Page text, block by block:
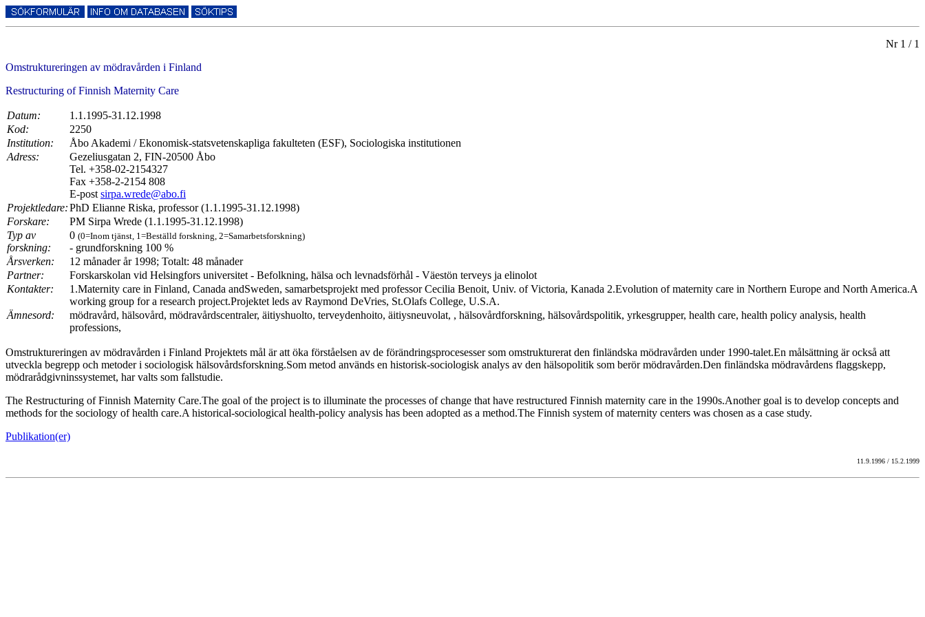
Nr 1 / 1
Omstruktureringen av mödravården i Finland
Restructuring of Finnish Maternity Care
Datum:
1.1.1995-31.12.1998
Kod:
2250
Institution:
Åbo Akademi / Ekonomisk-statsvetenskapliga fakulteten (ESF), Sociologiska institutionen
Adress:
Gezeliusgatan 2, FIN-20500 Åbo
Tel. +358-02-2154327
Fax +358-2-2154 808
E-post sirpa.wrede@abo.fi
Projektledare:PhD Elianne Riska, professor (1.1.1995-31.12.1998)
Forskare:
PM Sirpa Wrede (1.1.1995-31.12.1998)
Typ av
forskning:
0 (0=Inom tjänst, 1=Beställd forskning, 2=Samarbetsforskning)
- grundforskning 100 %
Årsverken:
12 månader år 1998; Totalt: 48 månader
Partner:
Forskarskolan vid Helsingfors universitet - Befolkning, hälsa och levnadsförhål - Väestön terveys ja elinolot
Kontakter:
1.Maternity care in Finland, Canada andSweden, samarbetsprojekt med professor Cecilia Benoit, Univ. of Victoria, Kanada 2.Evolution of maternity care in Northern Europe and North America.A
working group for a research project.Projektet leds av Raymond DeVries, St.Olafs College, U.S.A.
Ämnesord:
mödravård, hälsovård, mödravårdscentraler, äitiyshuolto, terveydenhoito, äitiysneuvolat, , hälsovårdforskning, hälsovårdspolitik, yrkesgrupper, health care, health policy analysis, health
professions,
Omstruktureringen av mödravården i Finland Projektets mål är att öka förståelsen av de förändringsprocesesser som omstrukturerat den finländska mödravården under 1990-talet.En målsättning är också att
utveckla begrepp och metoder i sociologisk hälsovårdsforskning.Som metod används en historisk-sociologisk analys av den hälsopolitik som berör mödravården.Den finländska mödravårdens flaggskepp,
mödrarådgivninssystemet, har valts som fallstudie.
The Restructuring of Finnish Maternity Care.The goal of the project is to illuminate the processes of change that have restructured Finnish maternity care in the 1990s.Another goal is to develop concepts and
methods for the sociology of health care.A historical-sociological health-policy analysis has been adopted as a method.The Finnish system of maternity centers was chosen as a case study.
Publikation(er)
11.9.1996 / 15.2.1999